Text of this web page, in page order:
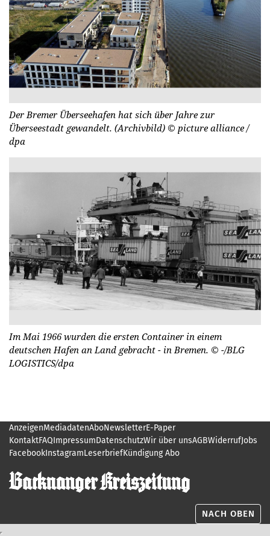
Der Bremer Überseehafen hat sich über Jahre zur
Überseestadt gewandelt. (Archivbild) © picture alliance /
dpa
Im Mai 1966 wurden die ersten Container in einem
deutschen Hafen an Land gebracht - in Bremen. © -/BLG
LOGISTICS/dpa
AnzeigenMediadatenAboNewsletterE-Paper
KontaktFAQImpressumDatenschutzWir über unsAGBWiderrufJobs
FacebookInstagramLeserbriefKündigung Abo
NACH OBEN